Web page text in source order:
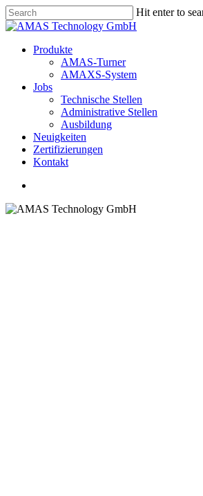
Skip
to
content
Hit enter to
Close
Menu
Produkte
AMAS-Turner
AMAXS-System
Jobs
Technische Stellen
Administrative Stellen
Ausbildung
Neuigkeiten
Zer­ti­fi­zie­rungen
Kontakt